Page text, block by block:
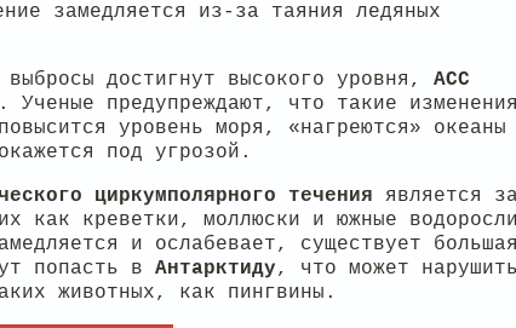
достигнут высокого уровня, ACC
Ученые предупреждают, что такие
уровень моря, «нагреются» океаны
под угрозой.
циркумполярного течения является
как креветки, моллюски и южные
и ослабевает, существует
попасть в Антарктиду, что может
животных, как пингвины.